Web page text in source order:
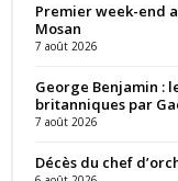
Premier week-end
Mosan
7 août 2026
George Benjamin :
britanniques par
7 août 2026
Décès du chef